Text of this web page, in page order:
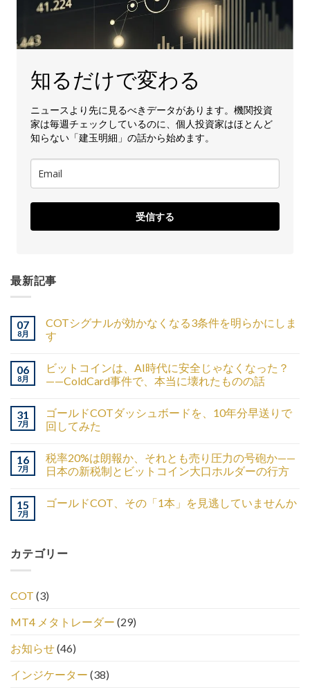
知るだけで変わる
ニュースより先に見るべきデータがあります。機関投資
家は毎週チェックしているのに、個人投資家はほとんど
知らない「建玉明細」の話から始めます。
受信する
最新記事
07
8月
COTシグナルが効かなくなる3条件を明らかにしま
す
06
8月
ビットコインは、AI時代に安全じゃなくなった？
——ColdCard事件で、本当に壊れたものの話
31
7月
ゴールドCOTダッシュボードを、10年分早送りで
回してみた
16
7月
税率20%は朗報か、それとも売り圧力の号砲か——
日本の新税制とビットコイン大口ホルダーの行方
15
7月
ゴールドCOT、その「1本」を見逃していませんか
カテゴリー
COT (3)
MT4 メタトレーダー (29)
お知らせ(46)
インジケーター (38)